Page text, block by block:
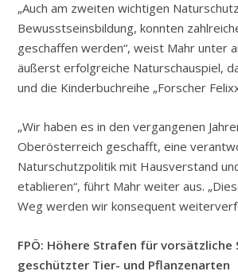
„Auch am zweiten wichtigen
Bewusstseinsbildung, konnten
geschaffen werden“, weist Mahr unter
äußerst erfolgreiche Naturschauspiel,
und die Kinderbuchreihe „Forscher
„Wir haben es in den vergangenen
Oberösterreich geschafft, eine
Naturschutzpolitik mit Hausverstand
etablieren“, führt Mahr weiter aus.
Weg werden wir konsequent
FPÖ: Höhere Strafen für vorsätzliche
geschützter Tier- und Pflanzenarten